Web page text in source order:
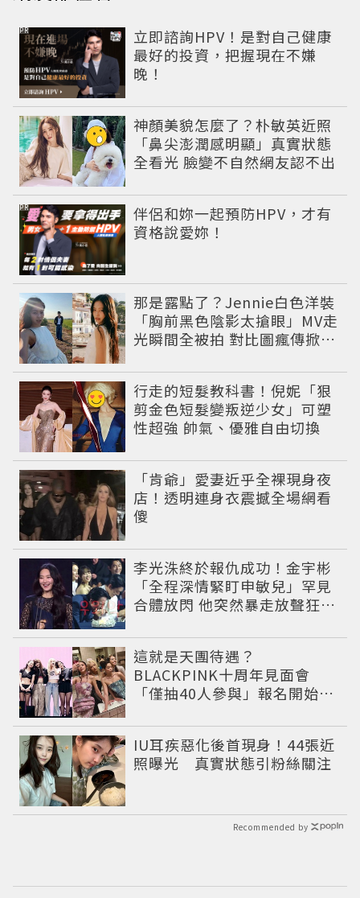
立即諮詢HPV！是對自己健康
最好的投資，把握現在不嫌
晚！
PR
神顏美貌怎麼了？朴敏英近照
「鼻尖澎潤感明顯」真實狀態
全看光 臉變不自然網友認不出
伴侶和妳一起預防HPV，才有
資格說愛妳！
PR
那是露點了？Jennie白色洋裝
「胸前黑色陰影太搶眼」MV走
光瞬間全被拍 對比圖瘋傳掀論
行走的短髮教科書！倪妮「狠
剪金色短髮變叛逆少女」可塑
性超強 帥氣、優雅自由切換
「肯爺」愛妻近乎全裸現身夜
店！透明連身衣震撼全場網看
傻
李光洙終於報仇成功！金宇彬
「全程深情緊盯申敏兒」罕見
合體放閃 他突然暴走放聲狂吼
這就是天團待遇？
BLACKPINK十周年見面會
「僅抽40人參與」報名開始到
IU耳疾惡化後首現身！44張近
照曝光 真實狀態引粉絲關注
Recommended by